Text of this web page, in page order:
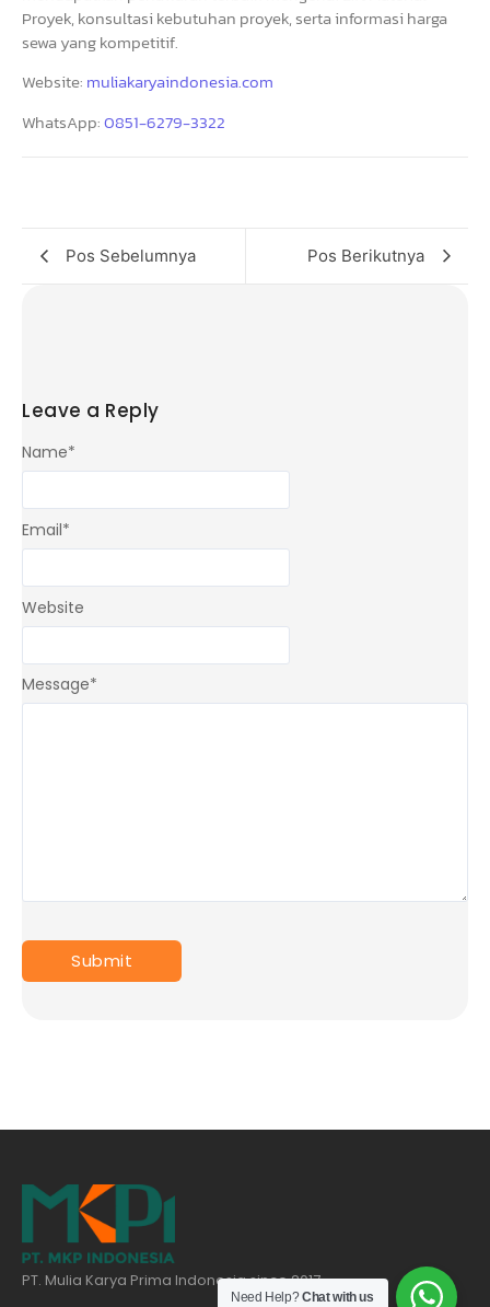
Proyek, konsultasi kebutuhan proyek, serta informasi harga
sewa yang kompetitif.
Website: muliakaryaindonesia.com
WhatsApp:0851-6279-3322
Pos Sebelumnya Pos Berikutnya
Leave a Reply
Message*
Name*
Email*
Website
PT. Mulia Karya Prima Indonesia since 2017
Need Help?Chat with us